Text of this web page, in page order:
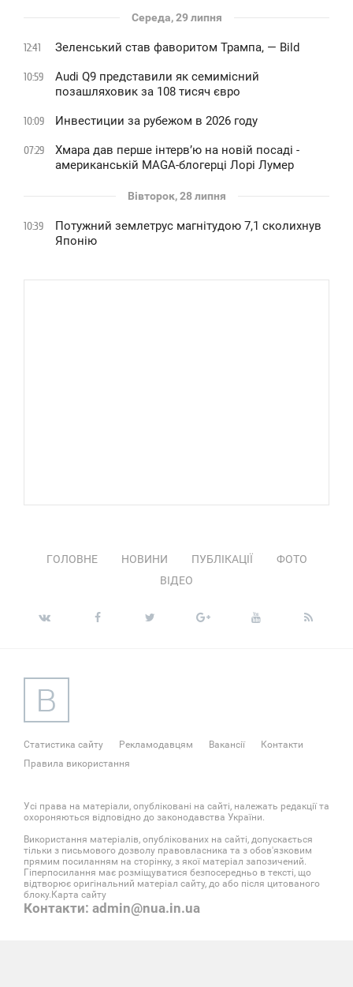
Середа, 29 липня
12:41 Зеленський став фаворитом Трампа, — Bild
10:59
Audi Q9 представили як семимісний
позашляховик за 108 тисяч євро
10:09 Инвестиции за рубежом в 2026 году
07:29
Хмара дав перше інтервʼю на новій посаді -
американській MAGA-блогерці Лорі Лумер
Вівторок, 28 липня
10:39
Потужний землетрус магнітудою 7,1 сколихнув
Японію
ГОЛОВНЕ НОВИНИ ПУБЛІКАЦІЇ
ФОТО
ВІДЕО
Статистика сайту Рекламодавцям Вакансії
Контакти
Правила використання
Усі права на матеріали, опубліковані на сайті, належать редакції та
охороняються відповідно до законодавства України.
Використання матеріалів, опублікованих на сайті, допускається
тільки з письмового дозволу правовласника та з обов'язковим
прямим посиланням на сторінку, з якої матеріал запозичений.
Гіперпосилання має розміщуватися безпосередньо в тексті, що
відтворює оригінальний матеріал сайту, до або після цитованого
блоку. Карта сайту
Контакти: admin@nua.in.ua